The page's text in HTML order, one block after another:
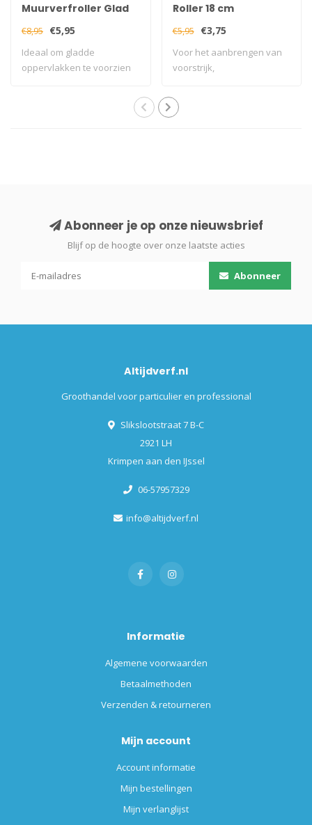
Muurverfroller Glad
€8,95 €5,95
Ideaal om gladde
oppervlakken te voorzien
Roller 18 cm
€5,95 €3,75
Voor het aanbrengen van
voorstrijk,
mi..
Abonneer je op onze nieuwsbrief
Blijf op de hoogte over onze laatste acties
Abonneer
Altijdverf.nl
Groothandel voor particulier en professional
Slikslootstraat 7 B-C
2921 LH
Krimpen aan den IJssel
06-57957329
info@altijdverf.nl
Informatie
Algemene voorwaarden
Betaalmethoden
Verzenden & retourneren
Mijn account
Account informatie
Mijn bestellingen
Mijn verlanglijst